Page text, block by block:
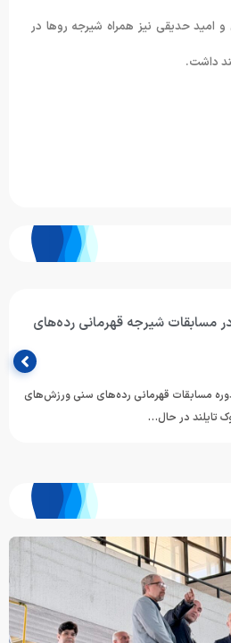
امید حدیقی نیز همراه شیرجه روها در
داشت.
مسابقات شیرجه قهرمانی رده‌های
مسابقات قهرمانی رده‌های سنی ورزش‌های